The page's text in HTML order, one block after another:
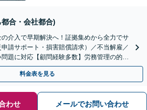
合・会社都合)
の介入で早期解決へ！証拠集めから全力でサ
請サポート・損害賠償請求）／不当解雇／
題に対応【顧問経験多数】労務管理の的確
・休日対応】【岡山駅10分】
料金表を見る
わせ メールでお問い合わせ